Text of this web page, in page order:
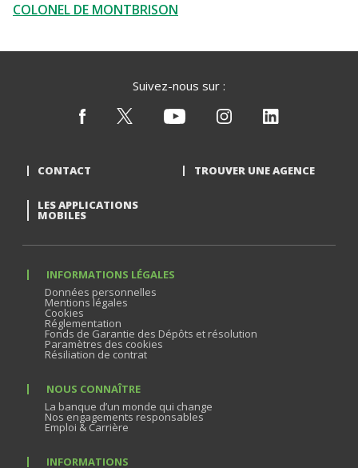
COLONEL DE MONTBRISON
Suivez-nous sur :
CONTACT TROUVER UNE AGENCE
LES APPLICATIONS
MOBILES
INFORMATIONS LÉGALES
Données personnelles
Mentions légales
Cookies
Réglementation
Fonds de Garantie des Dépôts et résolution
Paramètres des cookies
Résiliation de contrat
NOUS CONNAÎTRE
La banque d’un monde qui change
Nos engagements responsables
Emploi & Carrière
INFORMATIONS